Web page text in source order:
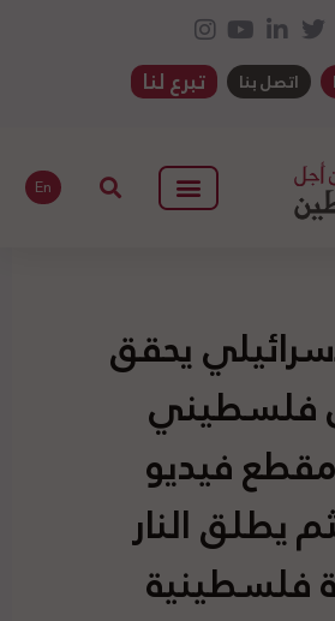
اتصل بنا تبرع لنا
En
يحقق
فلسطيني
مقطع فيديو
يطلق النار
فلسطينية